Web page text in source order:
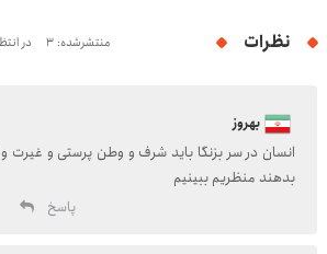
نظرات منتشرشده: 3 در
بهروز
انسان در سر بزنگا باید شرف و وطن پرستی و غیرت
بدهند منظریم ببینیم
پاسخ